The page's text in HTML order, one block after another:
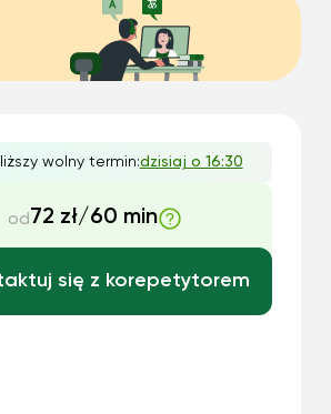
wolny termin:dzisiaj o 16:30
od 72 zł/60 min
się z korepetytorem